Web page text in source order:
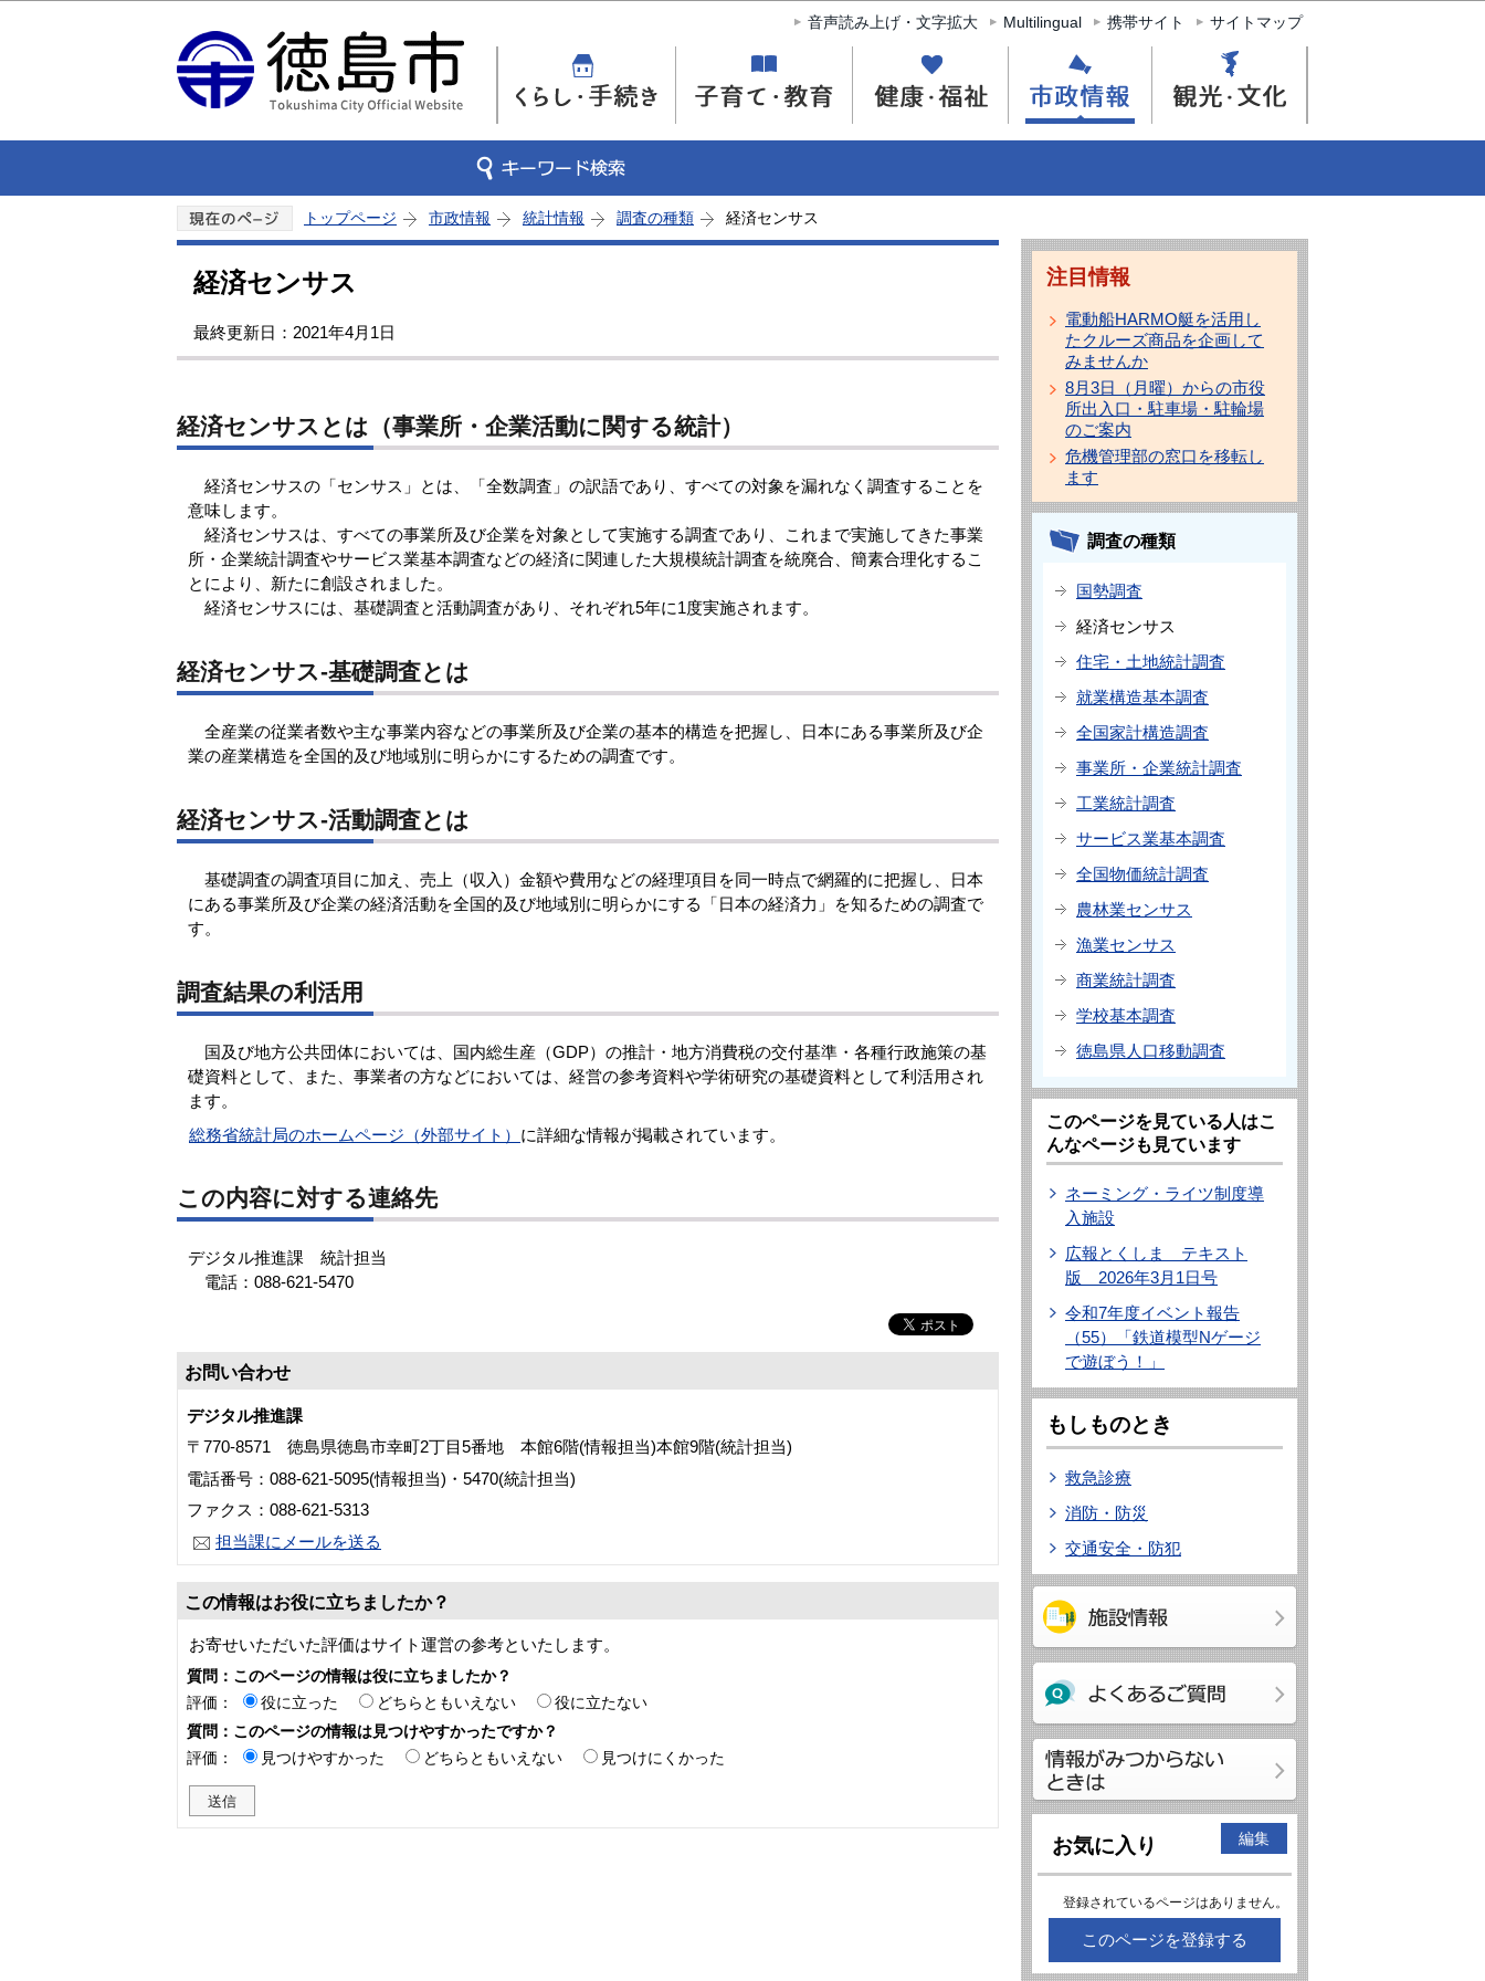
このページの本文へ移動
音声読み上げ・文字拡大 Multilingual 携帯サイト サイトマップ
トップページ 市政情報 統計情報 調査の種類 経済センサス
経済センサス
最終更新日：2021年4月1日
経済センサスとは（事業所・企業活動に関する統計）
経済センサスの「センサス」とは、「全数調査」の訳語であり、すべての対象を漏れなく調査することを
意味します。
経済センサスは、すべての事業所及び企業を対象として実施する調査であり、これまで実施してきた事業
所・企業統計調査やサービス業基本調査などの経済に関連した大規模統計調査を統廃合、簡素合理化するこ
とにより、新たに創設されました。
経済センサスには、基礎調査と活動調査があり、それぞれ5年に1度実施されます。
経済センサス-基礎調査とは
全産業の従業者数や主な事業内容などの事業所及び企業の基本的構造を把握し、日本にある事業所及び企
業の産業構造を全国的及び地域別に明らかにするための調査です。
経済センサス-活動調査とは
基礎調査の調査項目に加え、売上（収入）金額や費用などの経理項目を同一時点で網羅的に把握し、日本
にある事業所及び企業の経済活動を全国的及び地域別に明らかにする「日本の経済力」を知るための調査で
す。
調査結果の利活用
国及び地方公共団体においては、国内総生産（GDP）の推計・地方消費税の交付基準・各種行政施策の基
礎資料として、また、事業者の方などにおいては、経営の参考資料や学術研究の基礎資料として利活用され
ます。
総務省統計局のホームページ（外部サイト） に詳細な情報が掲載されています。
この内容に対する連絡先
デジタル推進課 統計担当
電話：088-621-5470
お問い合わせ
デジタル推進課
〒770-8571 徳島県徳島市幸町2丁目5番地 本館6階(情報担当)本館9階(統計担当)
電話番号：088-621-5095(情報担当)・5470(統計担当)
ファクス：088-621-5313
担当課にメールを送る
この情報はお役に立ちましたか？
お寄せいただいた評価はサイト運営の参考といたします。
質問：このページの情報は役に立ちましたか？
評価：
役に立った どちらともいえない
役に立たない
質問：このページの情報は見つけやすかったですか？
評価：
見つけやすかった どちらともいえない 見つけにくかった
注目情報
電動船HARMO艇を活用し
たクルーズ商品を企画して
みませんか
8月3日（月曜）からの市役
所出入口・駐車場・駐輪場
のご案内
危機管理部の窓口を移転し
ます
調査の種類
国勢調査
経済センサス
住宅・土地統計調査
就業構造基本調査
全国家計構造調査
事業所・企業統計調査
工業統計調査
サービス業基本調査
全国物価統計調査
農林業センサス
漁業センサス
商業統計調査
学校基本調査
徳島県人口移動調査
このページを見ている人はこ
んなページも見ています
ネーミング・ライツ制度導
入施設
広報とくしま テキスト
版 2026年3月1日号
令和7年度イベント報告
（55）「鉄道模型Nゲージ
で遊ぼう！」
もしものとき
救急診療
消防・防災
交通安全・防犯
お気に入り 編集
登録されているページはありません。
このページを登録する